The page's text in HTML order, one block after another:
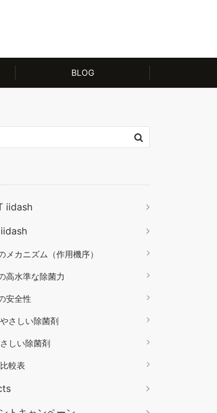
BLOG
iidash
メカニズム（作用機序）
高水準な除菌力
安全性
さしい除菌剤
しい除菌剤
較表